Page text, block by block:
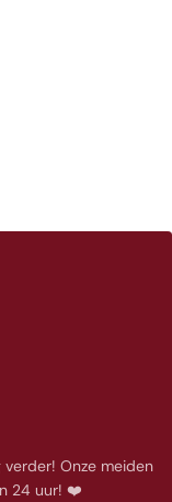
Onze meiden
24 uur! ❤️